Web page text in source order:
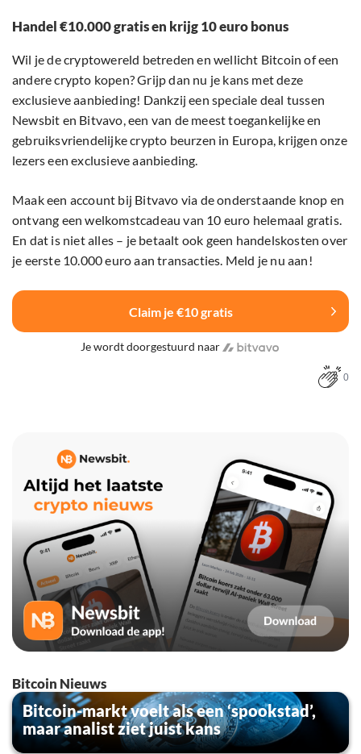
Handel €10.000 gratis en krijg 10 euro bonus
Wil je de cryptowereld betreden en wellicht Bitcoin of een
andere crypto kopen? Grijp dan nu je kans met deze
exclusieve aanbieding! Dankzij een speciale deal tussen
Newsbit en Bitvavo, een van de meest toegankelijke en
gebruiksvriendelijke crypto beurzen in Europa, krijgen onze
lezers een exclusieve aanbieding.
Maak een account bij Bitvavo via de onderstaande knop en
ontvang een welkomstcadeau van 10 euro helemaal gratis.
En dat is niet alles – je betaalt ook geen handelskosten over
je eerste 10.000 euro aan transacties. Meld je nu aan!
Claim je €10 gratis
Je wordt doorgestuurd naar
0
Bitcoin Nieuws
Bitcoin-markt voelt als een ‘spookstad’,
maar analist ziet juist kans